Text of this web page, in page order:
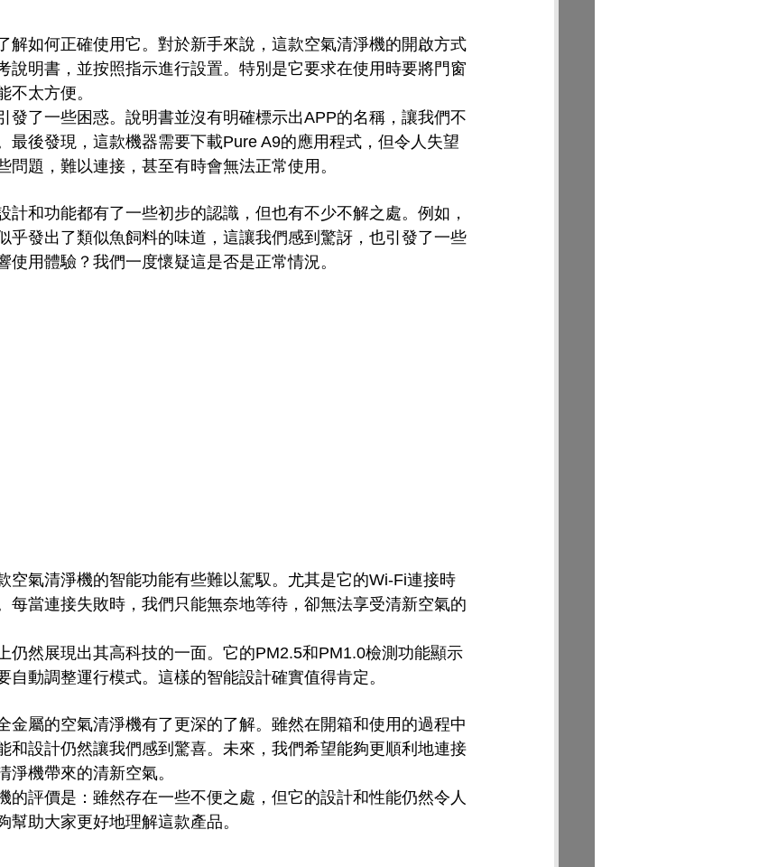
解如何正確使用它。對於新手來說，這款空氣清淨機的開啟方式
說明書，並按照指示進行設置。特別是它要求在使用時要將門窗
不太方便。
發了一些困惑。說明書並沒有明確標示出APP的名稱，讓我們不
最後發現，這款機器需要下載Pure A9的應用程式，但令人失望
問題，難以連接，甚至有時會無法正常使用。
計和功能都有了一些初步的認識，但也有不少不解之處。例如，
乎發出了類似魚飼料的味道，這讓我們感到驚訝，也引發了一些
使用體驗？我們一度懷疑這是否是正常情況。
空氣清淨機的智能功能有些難以駕馭。尤其是它的Wi-Fi連接時
每當連接失敗時，我們只能無奈地等待，卻無法享受清新空氣的
仍然展現出其高科技的一面。它的PM2.5和PM1.0檢測功能顯示
自動調整運行模式。這樣的智能設計確實值得肯定。
金屬的空氣清淨機有了更深的了解。雖然在開箱和使用的過程中
和設計仍然讓我們感到驚喜。未來，我們希望能夠更順利地連接
淨機帶來的清新空氣。
的評價是：雖然存在一些不便之處，但它的設計和性能仍然令人
助大家更好地理解這款產品。